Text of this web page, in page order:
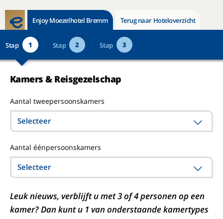
Enjoy Moezelhotel Bremm Terug naar Hoteloverzicht
Stap 1 Stap 2 Stap 3
Kamers & Reisgezelschap
Aantal tweepersoonskamers
Selecteer
Aantal éénpersoonskamers
Selecteer
Leuk nieuws, verblijft u met 3 of 4 personen op een
kamer? Dan kunt u 1 van onderstaande kamertypes